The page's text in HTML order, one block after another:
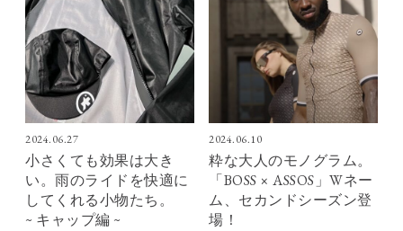
2024.06.27
小さくても効果は大き
い。雨のライドを快適に
してくれる小物たち。
~ キャップ編 ~
2024.06.10
粋な大人のモノグラム。
「BOSS × ASSOS」Wネー
ム、セカンドシーズン登
場！